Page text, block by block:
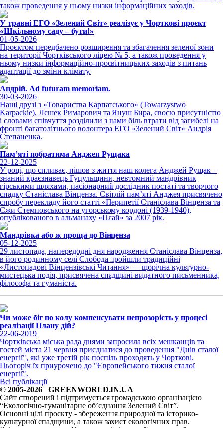
також проведення у ньому низки інформаційних заходів.
У травні ЕГО «Зелений Світ» реалізує у Чорткові проєкт
«Шкільному саду – бути!»
01-05-2026
Проєктом передбачено розширення та збагачення зеленої зони
на території Чортківського ліцею № 5, а також проведення у
ньому низки інформаційно-просвітницьких заходів з питань
адаптації до зміни клімату.
Андрій. Ad futuram memoriam.
30-03-2026
Наші друзі з «Товариства Карпатського» (Towarzystwo
Karpackie), Лєшек Римарович та Януш Бира, своєю присутністю
і словами співчуття розділили з нами біль втрати від загибелі на
фронті багатолітнього волонтера ЕГО «Зелений Світ» Андрія
Степаненка.
Пам’яті побратима Анджея Рущака
22-12-2025
У році, що спливає, пішов з життя наш колега Анджей Рущак –
знаний краєзнавець Гуцульщини, невтомний мандрівник
гірськими шляхами, пасіонарний дослідник постаті та творчого
спадку Станіслава Вінценза. Світлій пам’яті Анджея присвячено
спробу перекладу його статті «Перипетії Станіслава Вінценза та
Єжи Стемповського на угорському кордоні (1939-1940),
опублікованого в альманаху «Плай» за 2007 рік.
Мандрівка або ж проща до Вінценза
05-12-2025
29 листопада, напередодні дня народження Станіслава Вінценза,
в його родинному селі Слобода пройшли традиційні
«Листопадові Вінцензівські Читання» — щорічна культурно-
мистецька подія, присвячена спадщині видатного письменника,
філософа та гуманіста.
Чи може біг по колу компенсувати непрозорість у процесі
реалізації Плану дій?
22-06-2019
Чортківська міська рада днями запросила всіх мешканців та
гостей міста 21 червня приєднатися до проведення "Днів сталої
енергії", які уже третій рік поспіль проходять у Чорткові.
Цьогоріч їх приурочено до "Європейського тижня сталої
енергії".
Всі публікації
© 2005-2026 GREENWORLD.IN.UA
Сайт створений і підтримується громадською організацією
“Екологічно-гуманітарне об’єднання Зелений Світ”.
Основні цілі проєкту - збереження природної та історико-
культурної спадщини, а також захист екологічних прав.